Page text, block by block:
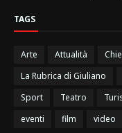
TAGS
Arte Attualità
La Rubrica di Giuliano
Sport
Teatro
eventi
film video